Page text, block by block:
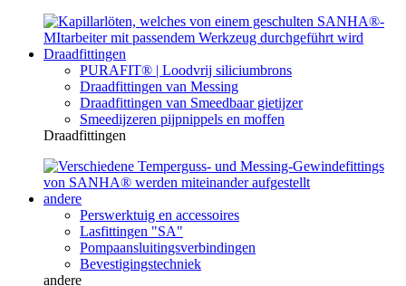
Draadfittingen
PURAFIT® | Loodvrij siliciumbrons
Draadfittingen van Messing
Draadfittingen van Smeedbaar gietijzer
Smeedijzeren pijpnippels en moffen
Draadfittingen
andere
Perswerktuig en accessoires
Lasfittingen "SA"
Pompaansluitingsverbindingen
Bevestigingstechniek
andere